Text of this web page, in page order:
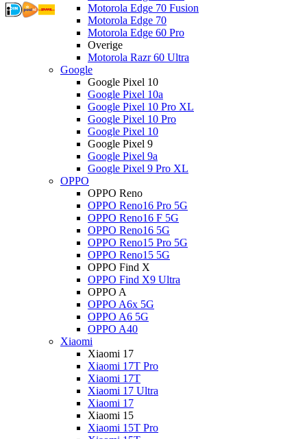
Motorola Edge 70 Fusion
Motorola Edge 70
Motorola Edge 60 Pro
Overige
Motorola Razr 60 Ultra
Google
Google Pixel 10
Google Pixel 10a
Google Pixel 10 Pro XL
Google Pixel 10 Pro
Google Pixel 10
Google Pixel 9
Google Pixel 9a
Google Pixel 9 Pro XL
OPPO
OPPO Reno
OPPO Reno16 Pro 5G
OPPO Reno16 F 5G
OPPO Reno16 5G
OPPO Reno15 Pro 5G
OPPO Reno15 5G
OPPO Find X
OPPO Find X9 Ultra
OPPO A
OPPO A6x 5G
OPPO A6 5G
OPPO A40
Xiaomi
Xiaomi 17
Xiaomi 17T Pro
Xiaomi 17T
Xiaomi 17 Ultra
Xiaomi 17
Xiaomi 15
Xiaomi 15T Pro